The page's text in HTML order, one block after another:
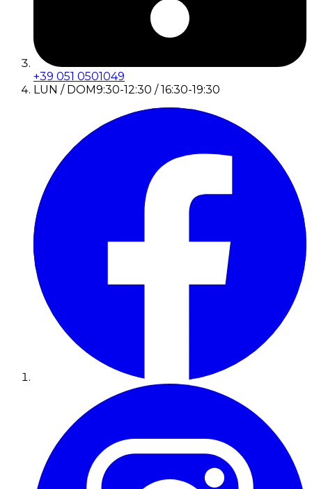
+39 051 0501049
LUN / DOM9:30-12:30 / 16:30-19:30